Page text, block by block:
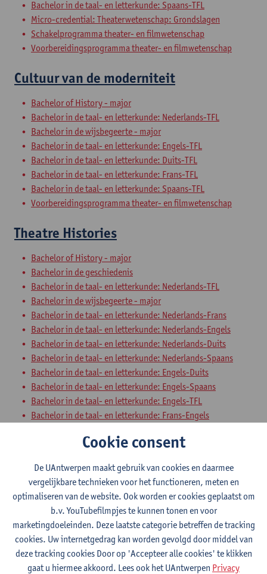
Bachelor in de taal- en letterkunde: Spaans-TFL
Micro-credential: Theaterwetenschap: Grondslagen
Schakelprogramma theater- en filmwetenschap
Voorbereidingsprogramma theater- en filmwetenschap
Cultuur van de moderniteit
Bachelor of History - major
Bachelor in de taal- en letterkunde: Nederlands-TFL
Bachelor in de wijsbegeerte - major
Bachelor in de taal- en letterkunde: Engels-TFL
Bachelor in de taal- en letterkunde: Duits-TFL
Bachelor in de taal- en letterkunde: Frans-TFL
Bachelor in de taal- en letterkunde: Spaans-TFL
Voorbereidingsprogramma theater- en filmwetenschap
Theatre Histories
Bachelor of History - major
Bachelor in de geschiedenis
Bachelor in de taal- en letterkunde: Nederlands-TFL
Bachelor in de wijsbegeerte - major
Bachelor in de taal- en letterkunde: Nederlands-Frans
Bachelor in de taal- en letterkunde: Nederlands-Engels
Bachelor in de taal- en letterkunde: Nederlands-Duits
Bachelor in de taal- en letterkunde: Nederlands-Spaans
Bachelor in de taal- en letterkunde: Engels-Duits
Bachelor in de taal- en letterkunde: Engels-Spaans
Bachelor in de taal- en letterkunde: Engels-TFL
Bachelor in de taal- en letterkunde: Frans-Engels
Bachelor in de taal- en letterkunde: Duits-Spaans
Bachelor in de taal- en letterkunde: Frans-Spaans
Bachelor in de taal- en letterkunde: Frans-TFL
Bachelor in de taal- en letterkunde: Spaans-TFL
Bachelor Urban Sustainability Studies
Schakelprogramma theater- en filmwetenschap
Voorbereidingsprogramma theater- en filmwetenschap
Uitwisselingsprogramma Faculteit Letteren en Wijsbegeerte
Cookie consent
De UAntwerpen maakt gebruik van cookies en daarmee
vergelijkbare technieken voor het functioneren, meten en
optimaliseren van de website. Ook worden er cookies geplaatst om
b.v. YouTubefilmpjes te kunnen tonen en voor
marketingdoeleinden. Deze laatste categorie betreffen de tracking
cookies. Uw internetgedrag kan worden gevolgd door middel van
deze tracking cookies Door op 'Accepteer alle cookies' te klikken
gaat u hiermee akkoord. Lees ook het UAntwerpen Privacy